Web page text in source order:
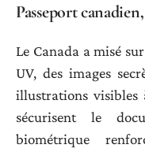
Passeport
Le Canada a misé
UV, des images
illustrations visibles
sécurisent le
biométrique